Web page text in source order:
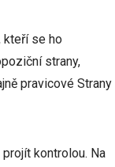
kteří se ho
strany,
pravicové Strany
kontrolou. Na